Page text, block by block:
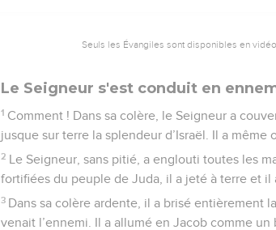
Seuls les Évangiles sont disponibles en
Le Seigneur s'est conduit en
1 Comment ! Dans sa colère, le Seigneur a
jusque sur terre la splendeur d’Israël. Il a même
2 Le Seigneur, sans pitié, a englouti toutes les
fortifiées du peuple de Juda, il a jeté à terre et il
3 Dans sa colère ardente, il a brisé entièrement
venait l’ennemi. Il a allumé en Jacob comme